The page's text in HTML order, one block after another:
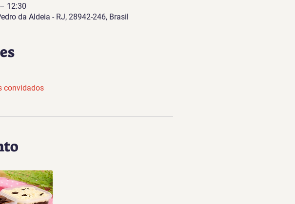
12:30
da Aldeia - RJ, 28942-246, Brasil
convidados